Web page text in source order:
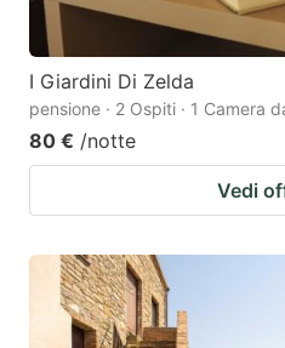
I Giardini Di Zelda
pensione · 2 Ospiti · 1 Camera
80 € /notte
Vedi